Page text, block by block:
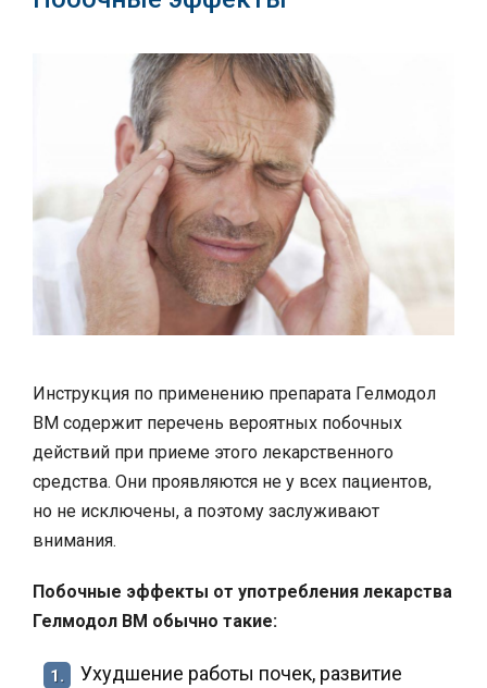
Инструкция по применению препарата Гелмодол
ВМ содержит перечень вероятных побочных
действий при приеме этого лекарственного
средства. Они проявляются не у всех пациентов,
но не исключены, а поэтому заслуживают
внимания.
Побочные эффекты от употребления лекарства
Гелмодол ВМ обычно такие:
1.
Ухудшение работы почек, развитие